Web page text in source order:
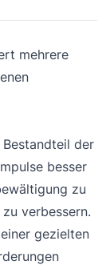
mehrere
der
besser
zu
verbessern.
gezielten